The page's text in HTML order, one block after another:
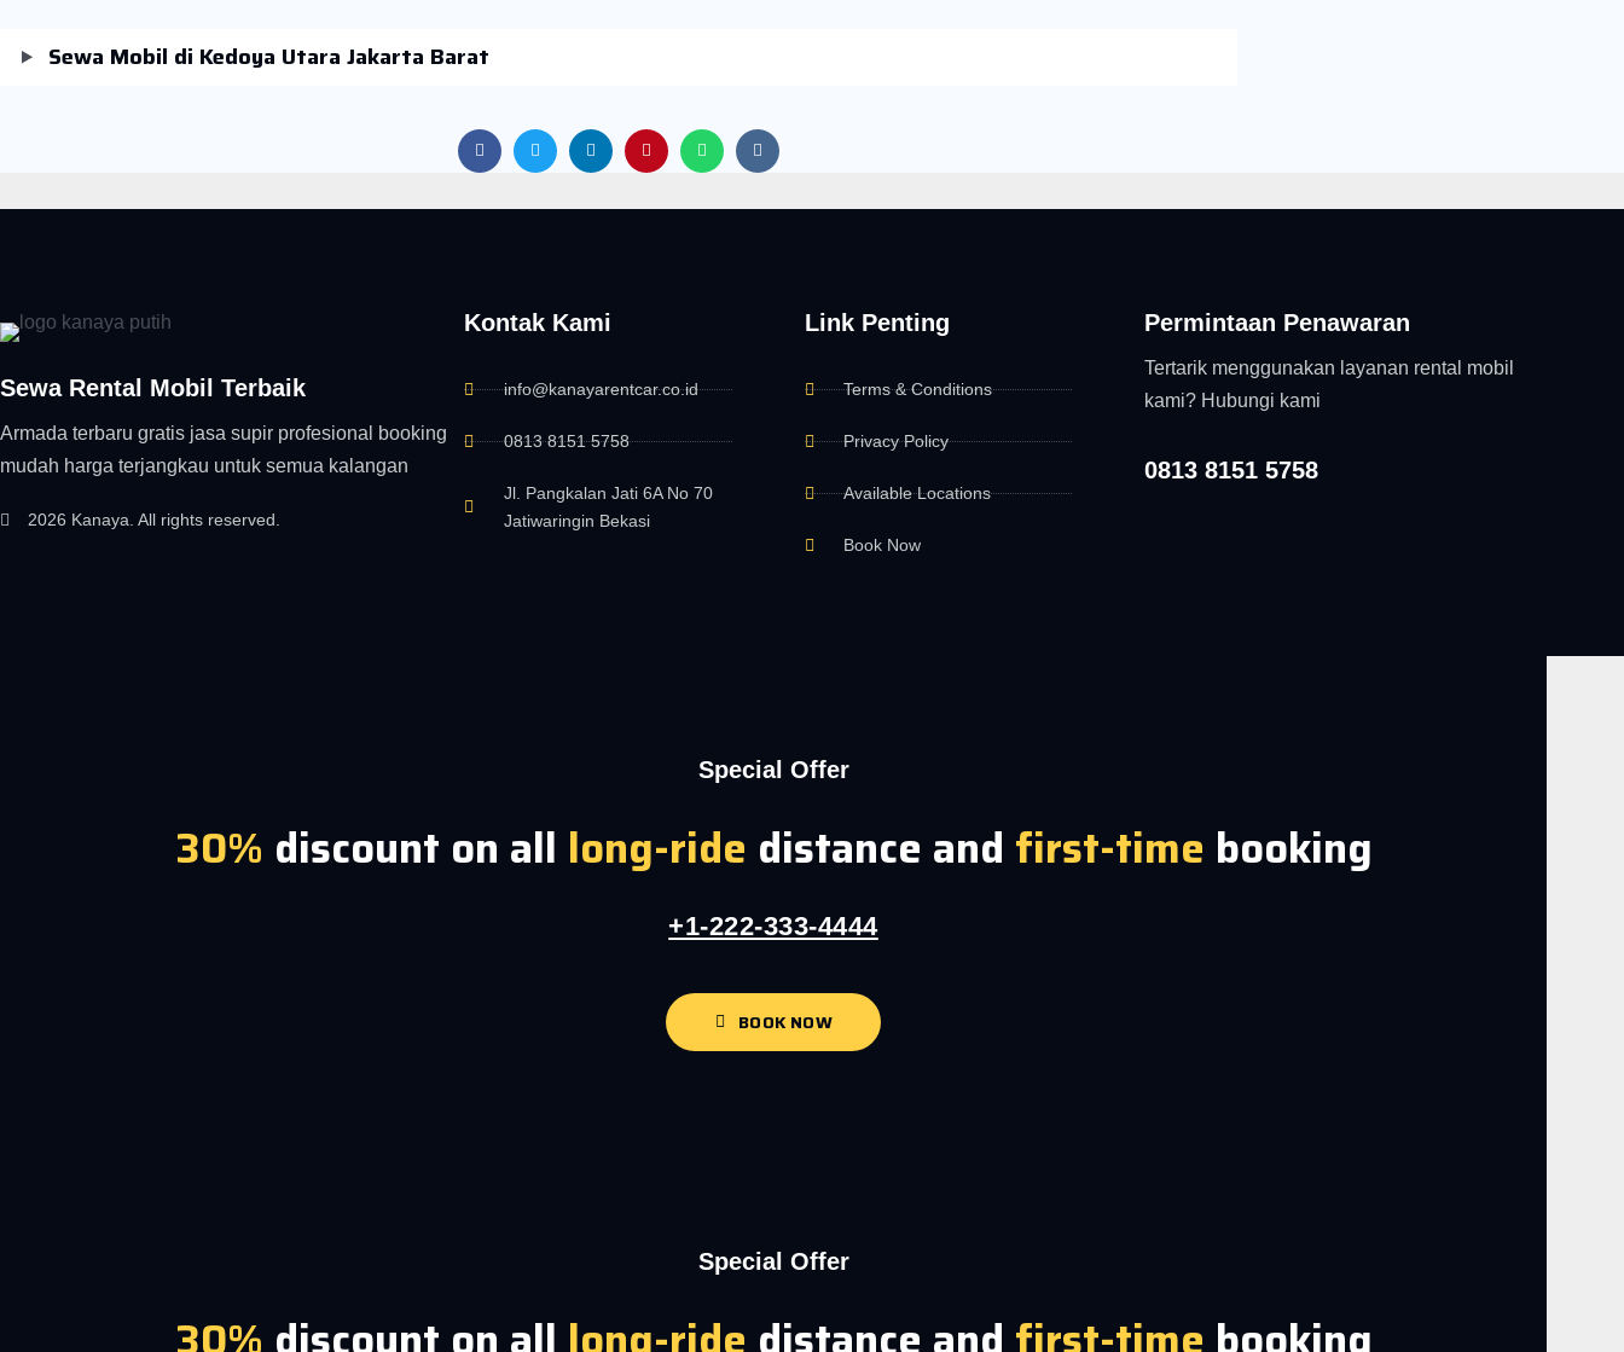
Sewa Mobil di Kedoya Utara Jakarta Barat
Sewa Rental Mobil Terbaik
Armada terbaru gratis jasa supir profesional booking
mudah harga terjangkau untuk semua kalangan
2026 Kanaya. All rights reserved.
Kontak Kami
info@kanayarentcar.co.id
0813 8151 5758
Jl. Pangkalan Jati 6A No 70
Jatiwaringin Bekasi
Link Penting
Terms & Conditions
Privacy Policy
Available Locations
Book Now
Permintaan Penawaran
Tertarik menggunakan layanan rental mobil
kami? Hubungi kami
0813 8151 5758
Special Offer
30% discount on all long-ride distance and first-time booking
+1-222-333-4444
BOOK NOW
Special Offer